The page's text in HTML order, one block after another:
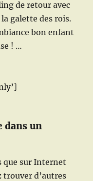
de retour avec
galette des rois.
bon enfant
! …
dans un
que sur Internet
trouver d’autres